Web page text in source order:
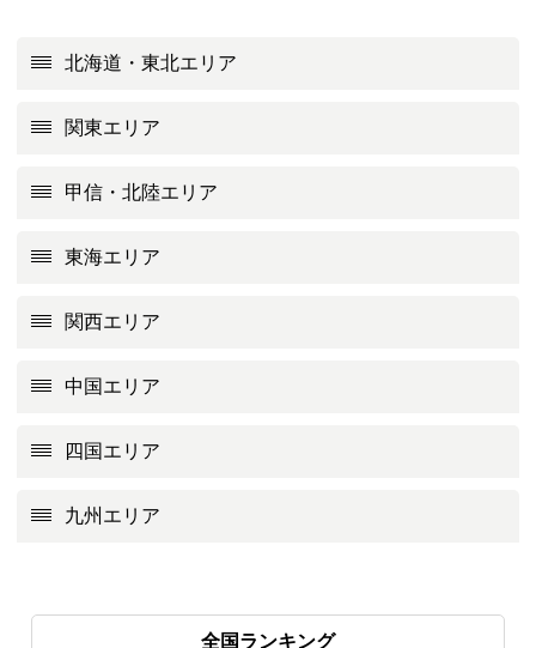
北海道・東北エリア
関東エリア
甲信・北陸エリア
東海エリア
関西エリア
中国エリア
四国エリア
九州エリア
全国ランキング